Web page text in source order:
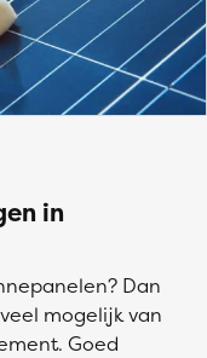
in
Dan
mogelijk van
Goed